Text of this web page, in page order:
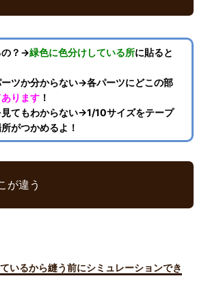
の？→緑色に色分けしている所に貼ると
ツか分からない→各パーツにどこの部
ります ！
てもわからない→1/10サイズをテープ
がつかめるよ！
が違う
いるから縫う前にシミュレーションでき